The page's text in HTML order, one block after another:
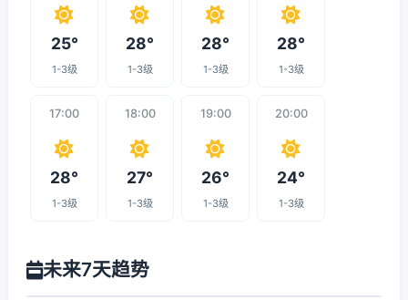
25°
1-3级
28°
1-3级
28°
1-3级
28°
1-3级
17:00
28°
1-3级
18:00
27°
1-3级
19:00
26°
1-3级
20:00
24°
1-3级
未来7天趋势